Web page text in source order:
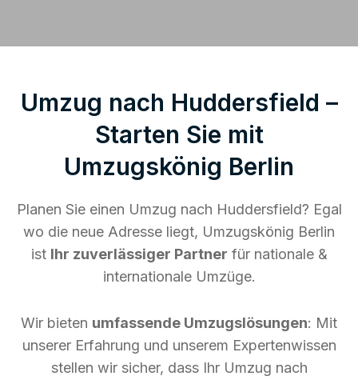
Umzug nach Huddersfield –
Starten Sie mit
Umzugskönig Berlin
Planen Sie einen Umzug nach Huddersfield? Egal
wo die neue Adresse liegt, Umzugskönig Berlin
ist Ihr zuverlässiger Partner für nationale &
internationale Umzüge.
Wir bieten umfassende Umzugslösungen: Mit
unserer Erfahrung und unserem Expertenwissen
stellen wir sicher, dass Ihr Umzug nach